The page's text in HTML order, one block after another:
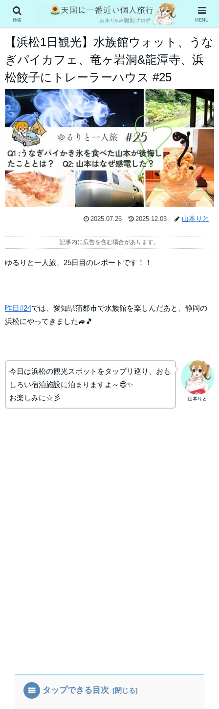
ゆるりと一人旅（クラファン2025）
【浜松1日観光】水族館ウォット、うな
ぎパイカフェ、竜ヶ岩洞&龍潭寺、浜
松餃子にトレーラーハウス #25
2025.07.26 2025.12.03 山本りと
記事内に広告を含む場合があります。
ゆるりと一人旅、25日目のレポートです！！
昨日#24では、愛知県蒲郡市で水族館を楽しんだあと、静岡の
浜松にやってきました🚙🎵
山本りと
今日は浜松の観光スポットをタップリ巡り、おも
しろい宿泊施設に泊まりますよ～😎✨
お楽しみに☆彡
タップできる目次
検索 MENU